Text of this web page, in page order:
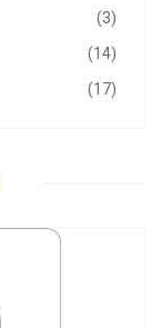
(3)
(14)
(17)